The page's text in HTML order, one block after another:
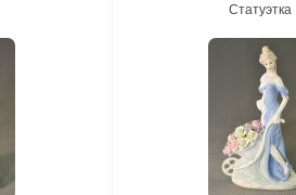
Статуэтка